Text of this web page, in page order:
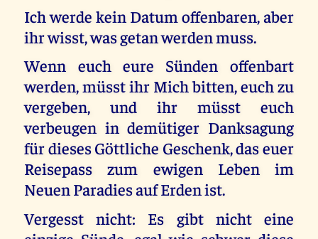
Ich werde kein Datum offenbaren, aber
ihr wisst, was getan werden muss.
Wenn euch eure Sünden offenbart
werden, müsst ihr Mich bitten, euch zu
vergeben, und ihr müsst euch
verbeugen in demütiger Danksagung
für dieses Göttliche Geschenk, das euer
Reisepass zum ewigen Leben im
Neuen Paradies auf Erden ist.
Vergesst nicht: Es gibt nicht eine